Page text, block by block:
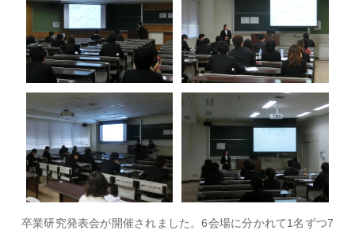
卒業研究発表会が開催されました。6会場に分かれて1名ずつ7